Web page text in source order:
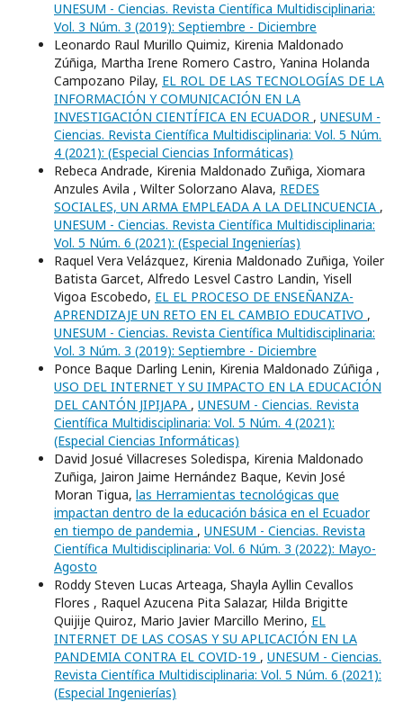
UNESUM - Ciencias. Revista Científica Multidisciplinaria:
Vol. 3 Núm. 3 (2019): Septiembre - Diciembre
Leonardo Raul Murillo Quimiz, Kirenia Maldonado
Zúñiga, Martha Irene Romero Castro, Yanina Holanda
Campozano Pilay, EL ROL DE LAS TECNOLOGÍAS DE LA
INFORMACIÓN Y COMUNICACIÓN EN LA
INVESTIGACIÓN CIENTÍFICA EN ECUADOR , UNESUM -
Ciencias. Revista Científica Multidisciplinaria: Vol. 5 Núm.
4 (2021): (Especial Ciencias Informáticas)
Rebeca Andrade, Kirenia Maldonado Zuñiga, Xiomara
Anzules Avila , Wilter Solorzano Alava, REDES
SOCIALES, UN ARMA EMPLEADA A LA DELINCUENCIA ,
UNESUM - Ciencias. Revista Científica Multidisciplinaria:
Vol. 5 Núm. 6 (2021): (Especial Ingenierí­as)
Raquel Vera Velázquez, Kirenia Maldonado Zuñiga, Yoiler
Batista Garcet, Alfredo Lesvel Castro Landin, Yisell
Vigoa Escobedo, EL EL PROCESO DE ENSEÑANZA-
APRENDIZAJE UN RETO EN EL CAMBIO EDUCATIVO ,
UNESUM - Ciencias. Revista Científica Multidisciplinaria:
Vol. 3 Núm. 3 (2019): Septiembre - Diciembre
Ponce Baque Darling Lenin, Kirenia Maldonado Zúñiga ,
USO DEL INTERNET Y SU IMPACTO EN LA EDUCACIÓN
DEL CANTÓN JIPIJAPA , UNESUM - Ciencias. Revista
Científica Multidisciplinaria: Vol. 5 Núm. 4 (2021):
(Especial Ciencias Informáticas)
David Josué Villacreses Soledispa, Kirenia Maldonado
Zuñiga, Jairon Jaime Hernández Baque, Kevin José
Moran Tigua, las Herramientas tecnológicas que
impactan dentro de la educación básica en el Ecuador
en tiempo de pandemia , UNESUM - Ciencias. Revista
Científica Multidisciplinaria: Vol. 6 Núm. 3 (2022): Mayo-
Agosto
Roddy Steven Lucas Arteaga, Shayla Ayllin Cevallos
Flores , Raquel Azucena Pita Salazar, Hilda Brigitte
Quijije Quiroz, Mario Javier Marcillo Merino, EL
INTERNET DE LAS COSAS Y SU APLICACIÓN EN LA
PANDEMIA CONTRA EL COVID-19 , UNESUM - Ciencias.
Revista Científica Multidisciplinaria: Vol. 5 Núm. 6 (2021):
(Especial Ingenierí­as)